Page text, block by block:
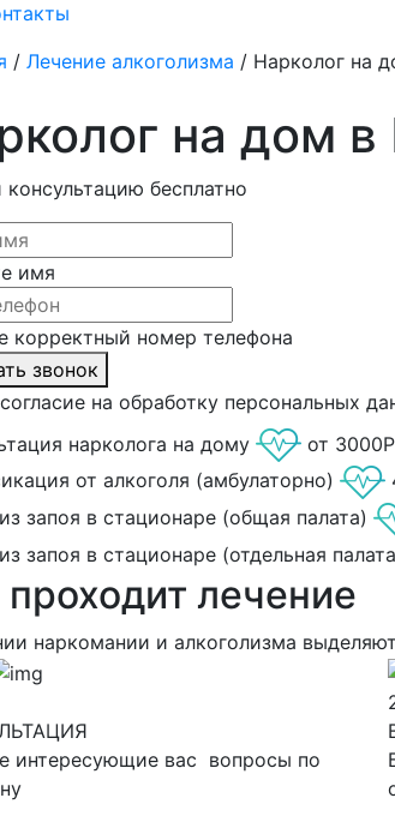
/ Лечение алкоголизма / Нарколог на
на дом в
консультацию бесплатно
имя
корректный номер телефона
звонок
на обработку персональных
нарколога на дому
от 3000Р
от алкоголя (амбулаторно)
запоя в стационаре (общая палата)
запоя в стационаре (отдельная
проходит лечение
наркомании и алкоголизма
интересующие вас вопросы по